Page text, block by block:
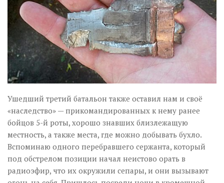
Ушедший третий батальон также оставил нам и своё
«наследство» — прикомандированных к нему ранее
бойцов 5-й роты, хорошо знавших близлежащую
местность, а также места, где можно добывать бухло.
Вспоминаю одного перебравшего сержанта, который
под обстрелом позиции начал неистово орать в
радиоэфир, что их окружили сепары, и они вызывают